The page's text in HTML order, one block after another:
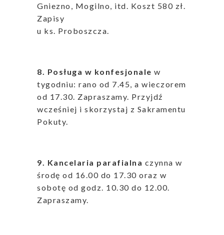
Gniezno, Mogilno, itd. Koszt 580 zł.
Zapisy
u ks. Proboszcza.
8. Posługa w konfesjonale w
tygodniu: rano od 7.45, a wieczorem
od 17.30. Zapraszamy. Przyjdź
wcześniej i skorzystaj z Sakramentu
Pokuty.
9. Kancelaria parafialna czynna w
środę od 16.00 do 17.30 oraz w
sobotę od godz. 10.30 do 12.00.
Zapraszamy.